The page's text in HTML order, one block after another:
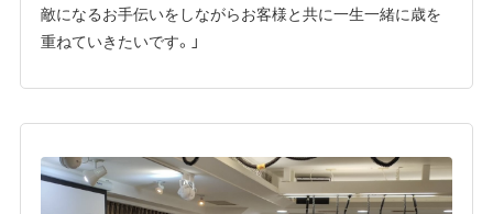
敵になるお手伝いをしながらお客様と共に一生一緒に歳を
重ねていきたいです。」